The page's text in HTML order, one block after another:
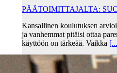
PÄÄTOIMITTAJALTA:
Kansallinen koulutuksen
ja vanhemmat pitäisi ottaa
käyttöön on tärkeää. Vaikka